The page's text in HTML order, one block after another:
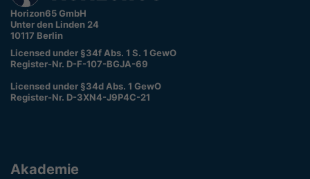
Horizon65 GmbH
Unter den Linden 24
10117 Berlin
Licensed under §34f Abs. 1 S. 1 GewO
Register-Nr. D-F-107-BGJA-69
Licensed under §34d Abs. 1 GewO
Register-Nr. D-3XN4-J9P4C-21
Akademie